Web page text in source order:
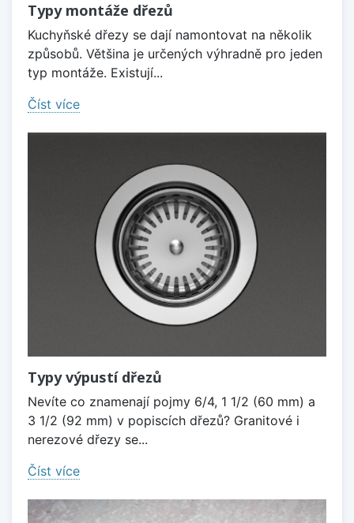
Typy montáže dřezů
Kuchyňské dřezy se dají namontovat na několik
způsobů. Většina je určených výhradně pro jeden
typ montáže. Existují...
Číst více
Typy výpustí dřezů
Nevíte co znamenají pojmy 6/4, 1 1/2 (60 mm) a
3 1/2 (92 mm) v popiscích dřezů? Granitové i
nerezové dřezy se...
Číst více